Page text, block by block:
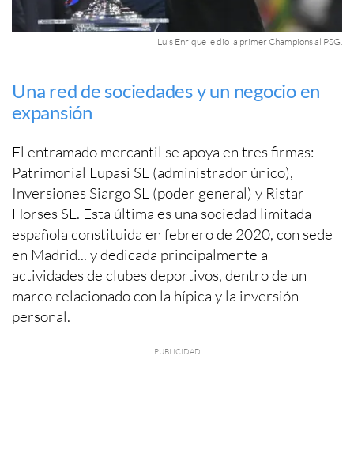
Luis Enrique le dio la primer Champions al PSG.
Una red de sociedades y un negocio en
expansión
El entramado mercantil se apoya en tres firmas:
Patrimonial Lupasi SL (administrador único),
Inversiones Siargo SL (poder general) y Ristar
Horses SL. Esta última es una sociedad limitada
española constituida en febrero de 2020, con sede
en Madrid... y dedicada principalmente a
actividades de clubes deportivos, dentro de un
marco relacionado con la hípica y la inversión
personal.